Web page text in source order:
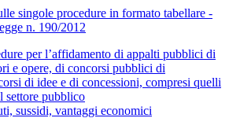
singole procedure in formato tabellare -
n. 190/2012
per l’affidamento di appalti pubblici di
e opere, di concorsi pubblici di
di idee e di concessioni, compresi quelli
settore pubblico
sussidi, vantaggi economici